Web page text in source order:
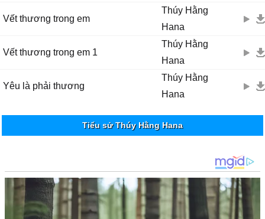
Vết thương trong em
Thúy Hằng
Hana
Vết thương trong em 1
Thúy Hằng
Hana
Yêu là phải thương
Thúy Hằng
Hana
Tiểu sử Thúy Hằng Hana